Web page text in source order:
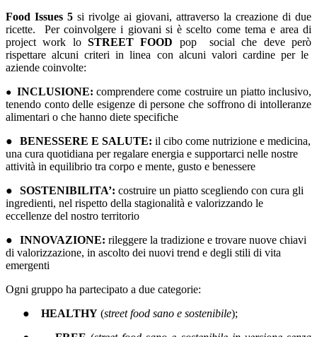
Food Issues 5 si rivolge ai giovani, attraverso la creazione di due
ricette.
Per coinvolgere i giovani si è scelto come tema e area di
project work lo STREET FOOD pop social che deve però
rispettare alcuni criteri in linea con alcuni valori cardine per le
aziende coinvolte:
● INCLUSIONE: comprendere come costruire un piatto inclusivo,
tenendo conto delle esigenze di persone che soffrono di intolleranze
alimentari o che hanno diete specifiche
●
BENESSERE E SALUTE: il cibo come nutrizione e medicina,
una cura quotidiana per regalare energia e supportarci nelle nostre
attività in equilibrio tra corpo e mente, gusto e benessere
●
SOSTENIBILITA’: costruire un piatto scegliendo con cura gli
ingredienti, nel rispetto della stagionalità e valorizzando le
eccellenze del nostro territorio
●
INNOVAZIONE: rileggere la tradizione e trovare nuove chiavi
di valorizzazione, in ascolto dei nuovi trend e degli stili di vita
emergenti
Ogni gruppo ha partecipato a due categorie:
●
HEALTHY (street food sano e sostenibile);